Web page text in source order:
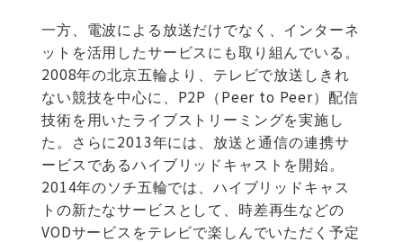
一方、電波による放送だけでなく、インターネ
ットを活用したサービスにも取り組んでいる。
2008年の北京五輪より、テレビで放送しきれ
ない競技を中心に、P2P（Peer to Peer）配信
技術を用いたライブストリーミングを実施し
た。さらに2013年には、放送と通信の連携サ
ービスであるハイブリッドキャストを開始。
2014年のソチ五輪では、ハイブリッドキャス
トの新たなサービスとして、時差再生などの
VODサービスをテレビで楽しんでいただく予定